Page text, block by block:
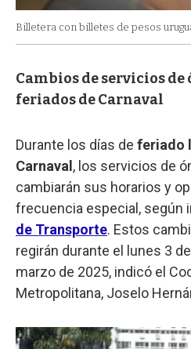
Billetera con billetes de pesos
Cambios de servicios
feriados de Carnaval
Durante los días de feriado
Carnaval , los servicios de
cambiarán sus horarios y
frecuencia especial, según
de Transporte. Estos
regirán durante el lunes 3
marzo de 2025, indicó el
Metropolitana, Joselo